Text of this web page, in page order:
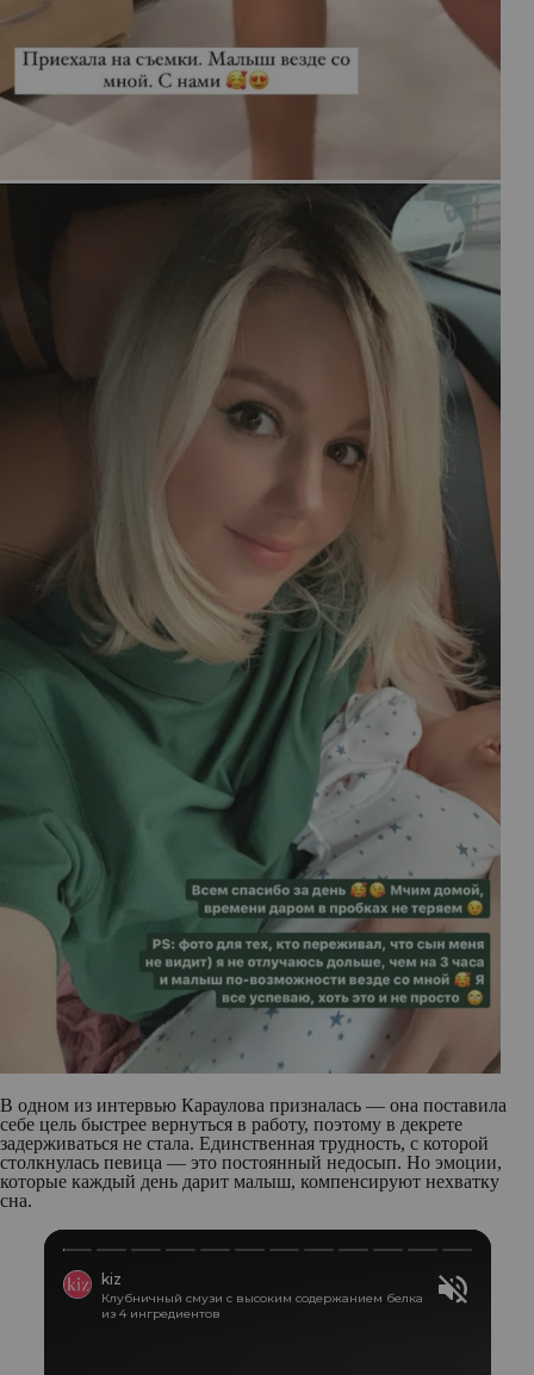
В одном из интервью Караулова призналась — она поставила
себе цель быстрее вернуться в работу, поэтому в декрете
задерживаться не стала. Единственная трудность, с которой
столкнулась певица — это постоянный недосып. Но эмоции,
которые каждый день дарит малыш, компенсируют нехватку
сна.